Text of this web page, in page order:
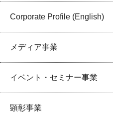
Corporate Profile (English)
メディア事業
イベント・セミナー事業
顕彰事業